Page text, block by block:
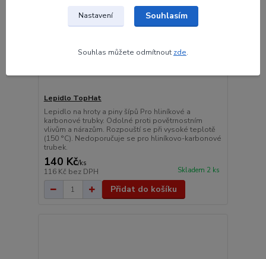
Lepidlo TopHat
Lepidlo na hroty a piny šípů Pro hliníkové a
karbonové trubky. Odolné proti povětrnostním
vlivům a nárazům. Rozpouští se při vysoké teplotě
(150 °C). Nedoporučuje se pro hliníkovo-karbonové
trubek.
140 Kč/ks
116 Kč bez DPH Skladem 2 ks
Přidat do košíku
Nastavení Souhlasím
Souhlas můžete odmítnout zde.